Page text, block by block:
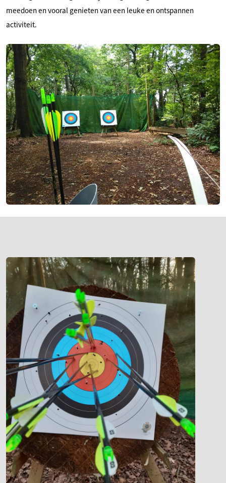
meedoen en vooral genieten van een leuke en ontspannen
activiteit.